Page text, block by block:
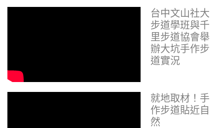
台中文山社大
步道學班與千
里步道協會舉
辦大坑手作步
道實況
就地取材！手
作步道貼近自
然